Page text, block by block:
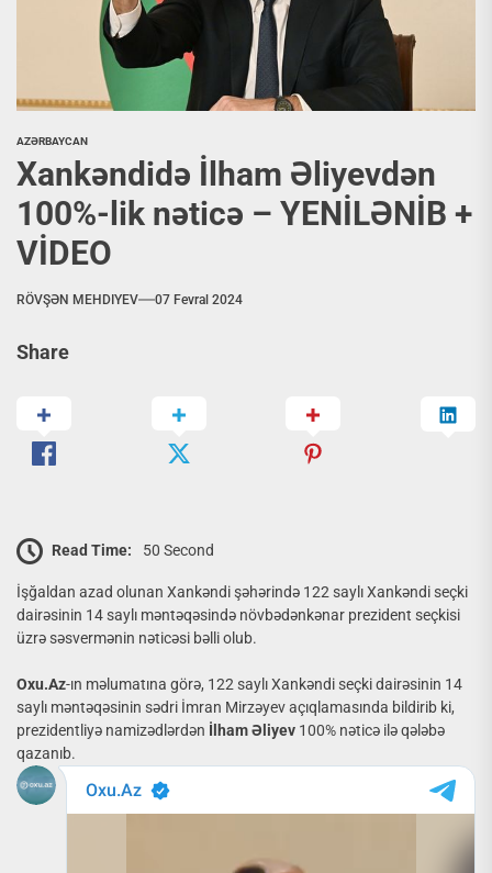
AZƏRBAYCAN
Xankəndidə İlham Əliyevdən
100%-lik nəticə – YENİLƏNİB +
VİDEO
RÖVŞƏN MEHDIYEV 07 Fevral 2024
Share
Read Time: 50 Second
İşğaldan azad olunan Xankəndi şəhərində 122 saylı Xankəndi seçki
dairəsinin 14 saylı məntəqəsində növbədənkənar prezident seçkisi
üzrə səsvermənin nəticəsi bəlli olub.
Oxu.Az-ın məlumatına görə, 122 saylı Xankəndi seçki dairəsinin 14
saylı məntəqəsinin sədri İmran Mirzəyev açıqlamasında bildirib ki,
prezidentliyə namizədlərdən İlham Əliyev 100% nəticə ilə qələbə
qazanıb.